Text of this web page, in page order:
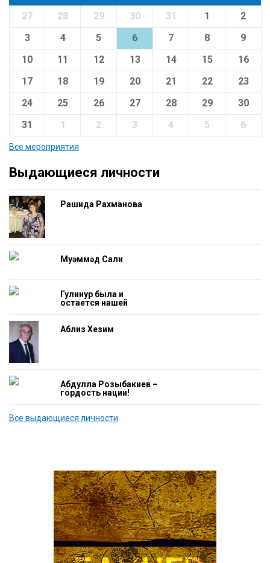
27 28 29 30 31 1
2
3
4 5 6 7 8
9
10
11 12 13 14 15
16
17
18 19 20 21 22
23
24
25 26 27 28 29
30
31
1 2 3 4 5 6
Все мероприятия
Выдающиеся личности
Рашида Рахманова
Муһәммәд Салиһ
Гулинур была и
остается нашей
Аблиз Хезим
Абдулла Розыбакиев –
гордость нации!
Все выдающиеся личности